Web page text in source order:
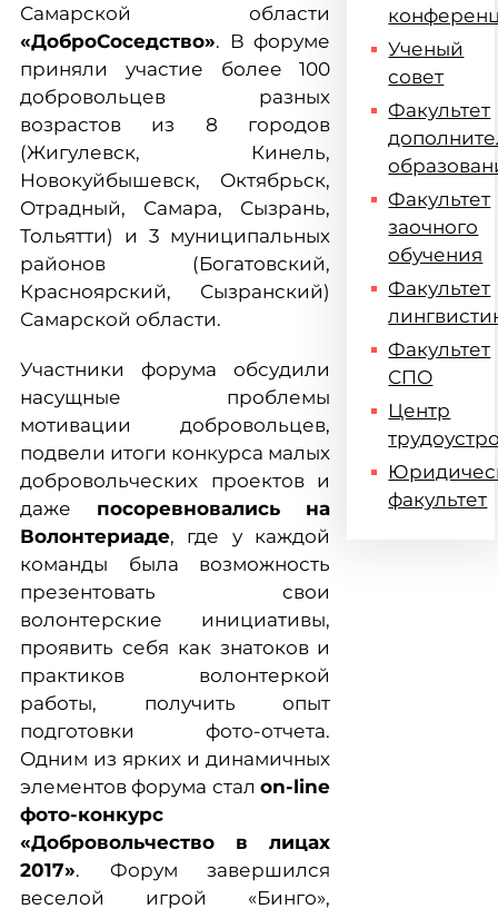
Самарской области
«ДоброСоседство». В форуме
приняли участие более 100
добровольцев разных
возрастов из 8 городов
(Жигулевск, Кинель,
Новокуйбышевск, Октябрьск,
Отрадный, Самара, Сызрань,
Тольятти) и 3 муниципальных
районов (Богатовский,
Красноярский, Сызранский)
Самарской области.
Участники форума обсудили
насущные проблемы
мотивации добровольцев,
подвели итоги конкурса малых
добровольческих проектов и
даже посоревновались на
Волонтериаде, где у каждой
команды была возможность
презентовать свои
волонтерские инициативы,
проявить себя как знатоков и
практиков волонтеркой
работы, получить опыт
подготовки фото-отчета.
Одним из ярких и динамичных
элементов форума сталon-line
фото-конкурс
«Добровольчество в лицах
2017». Форум завершился
веселой игрой «Бинго»,
Ученый
совет
Факультет
Факультет
заочного
обучения
Факультет
Факультет
СПО
Центр
факультет